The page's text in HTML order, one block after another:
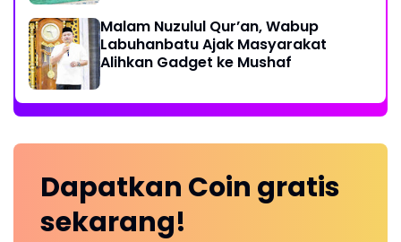
Malam Nuzulul Qur’an, Wabup
Labuhanbatu Ajak Masyarakat
Alihkan Gadget ke Mushaf
Dapatkan Coin gratis
sekarang!